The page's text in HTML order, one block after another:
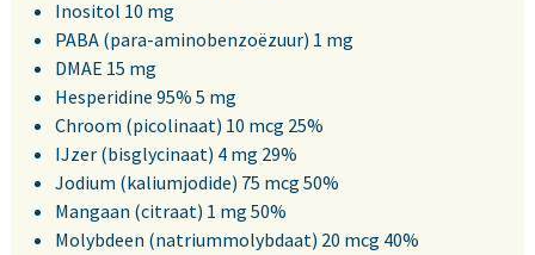
Inositol 10 mg
PABA (para-aminobenzoëzuur) 1 mg
DMAE 15 mg
Hesperidine 95% 5 mg
Chroom (picolinaat) 10 mcg 25%
IJzer (bisglycinaat) 4 mg 29%
Jodium (kaliumjodide) 75 mcg 50%
Mangaan (citraat) 1 mg 50%
Molybdeen (natriummolybdaat) 20 mcg 40%